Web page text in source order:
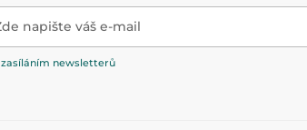
napište váš e-mail
zasíláním newsletterů